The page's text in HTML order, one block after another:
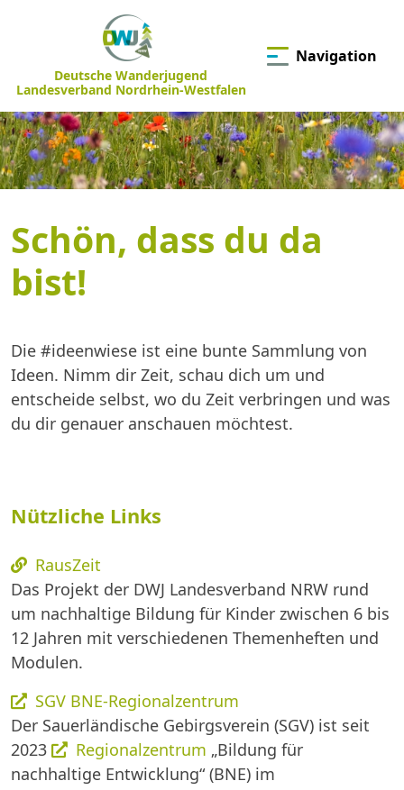
Deutsche Wanderjugend
Landesverband Nordrhein-Westfalen
Navigation
Schön, dass du da
bist!
Die #ideenwiese ist eine bunte Sammlung von
Ideen. Nimm dir Zeit, schau dich um und
entscheide selbst, wo du Zeit verbringen und was
du dir genauer anschauen möchtest.
Nützliche Links
RausZeit
Das Projekt der DWJ Landesverband NRW rund
um nachhaltige Bildung für Kinder zwischen 6 bis
12 Jahren mit verschiedenen Themenheften und
Modulen.
SGV BNE-Regionalzentrum
Der Sauerländische Gebirgsverein (SGV) ist seit
2023
Regionalzentrum „Bildung für
nachhaltige Entwicklung“ (BNE) im